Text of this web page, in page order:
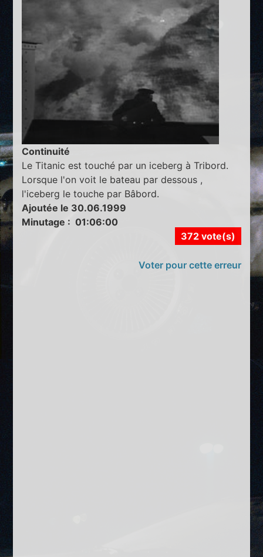
Continuité
Le Titanic est touché par un iceberg à Tribord.
Lorsque l'on voit le bateau par dessous ,
l'iceberg le touche par Bâbord.
Ajoutée le 30.06.1999
Minutage : 01:06:00
372 vote(s)
Voter pour cette erreur